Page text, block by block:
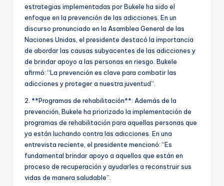
estrategias implementadas por Bukele ha sido el
enfoque en la prevención de las adicciones. En un
discurso pronunciado en la Asamblea General de las
Naciones Unidas, el presidente destacó la importancia
de abordar las causas subyacentes de las adicciones y
de brindar apoyo a las personas en riesgo. Bukele
afirmó: “La prevención es clave para combatir las
adicciones y proteger a nuestra juventud”.
2. **Programas de rehabilitación**: Además de la
prevención, Bukele ha priorizado la implementación de
programas de rehabilitación para aquellas personas que
ya están luchando contra las adicciones. En una
entrevista reciente, el presidente mencionó: “Es
fundamental brindar apoyo a aquellos que están en
proceso de recuperación y ayudarles a reconstruir sus
vidas de manera saludable”.